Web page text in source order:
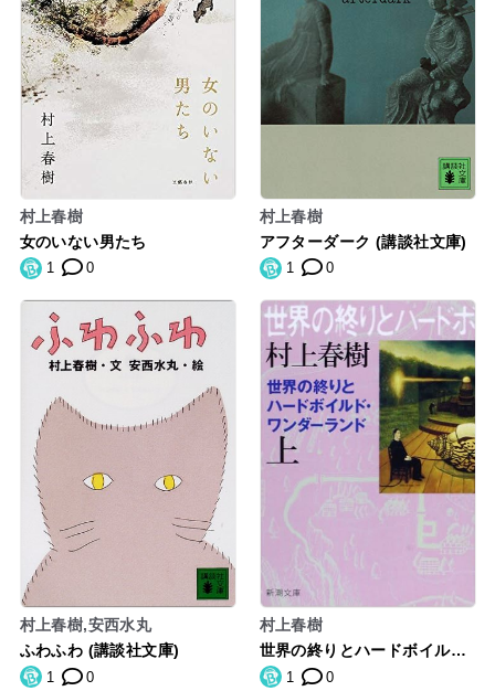
村上春樹
女のいない男たち
1 0
村上春樹
アフターダーク (講談社文庫)
1 0
村上春樹,安西水丸
ふわふわ (講談社文庫)
1 0
村上春樹
世界の終りとハードボイル
ド・ワンダーランド
1 0